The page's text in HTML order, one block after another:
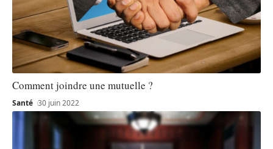
Comment joindre une mutuelle ?
Santé 30 juin 2022